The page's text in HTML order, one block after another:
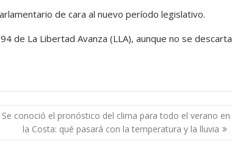
de cara al nuevo período legislativo.
de La Libertad Avanza (LLA), aunque no se descarta
Se conoció el pronóstico del clima para todo el verano en
la Costa: qué pasará con la temperatura y la lluvia